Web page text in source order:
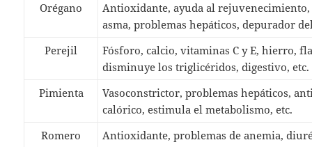
Orégano
Antioxidante, ayuda al
asma, problemas hepáticos, depurador
Perejil
Fósforo, calcio, vitaminas C y E, hierro,
disminuye los triglicéridos, digestivo, etc.
Pimienta
Vasoconstrictor, problemas hepáticos,
calórico, estimula el metabolismo, etc.
Romero
Antioxidante, problemas de anemia,